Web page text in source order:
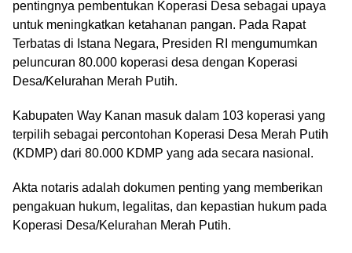
pentingnya pembentukan Koperasi Desa sebagai upaya
untuk meningkatkan ketahanan pangan. Pada Rapat
Terbatas di Istana Negara, Presiden RI mengumumkan
peluncuran 80.000 koperasi desa dengan Koperasi
Desa/Kelurahan Merah Putih.
Kabupaten Way Kanan masuk dalam 103 koperasi yang
terpilih sebagai percontohan Koperasi Desa Merah Putih
(KDMP) dari 80.000 KDMP yang ada secara nasional.
Akta notaris adalah dokumen penting yang memberikan
pengakuan hukum, legalitas, dan kepastian hukum pada
Koperasi Desa/Kelurahan Merah Putih.